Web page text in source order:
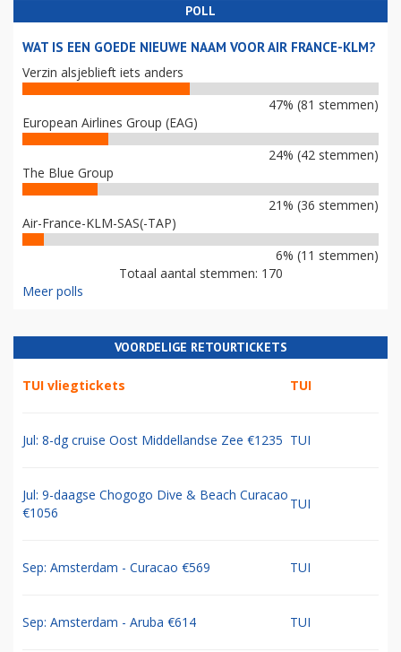
POLL
WAT IS EEN GOEDE NIEUWE NAAM VOOR AIR FRANCE-KLM?
Verzin alsjeblieft iets anders
47% (81 stemmen)
European Airlines Group (EAG)
24% (42 stemmen)
The Blue Group
21% (36 stemmen)
Air-France-KLM-SAS(-TAP)
6% (11 stemmen)
Totaal aantal stemmen: 170
Meer polls
VOORDELIGE RETOURTICKETS
TUI vliegtickets TUI
Jul: 8-dg cruise Oost Middellandse Zee €1235 TUI
Jul: 9-daagse Chogogo Dive & Beach Curacao
€1056
TUI
Sep: Amsterdam - Curacao €569 TUI
Sep: Amsterdam - Aruba €614 TUI